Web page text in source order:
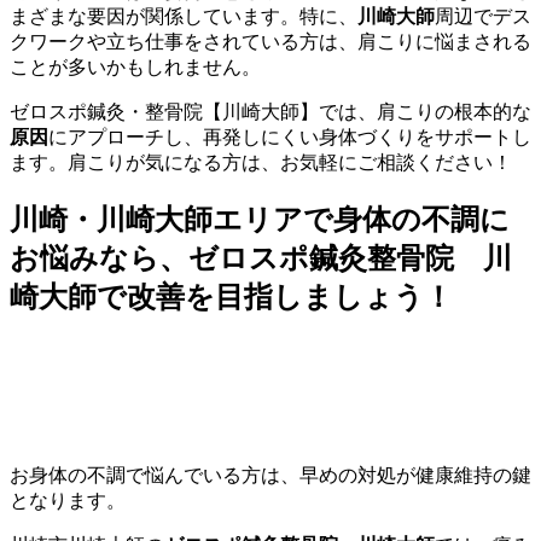
まざまな要因が関係しています。特に、
川崎大師周辺でデス
クワークや立ち仕事をされている方は、肩こりに悩まされる
ことが多いかもしれません。
ゼロスポ鍼灸・整骨院【川崎大師】では、肩こりの根本的な
原因 にアプローチし、再発しにくい身体づくりをサポートし
ます。肩こりが気になる方は、お気軽にご相談ください！
川崎・川崎大師エリアで身体の不調に
お悩みなら、ゼロスポ鍼灸整骨院 川
崎大師で改善を目指しましょう！
お身体の不調で悩んでいる方は、早めの対処が健康維持の鍵
となります。